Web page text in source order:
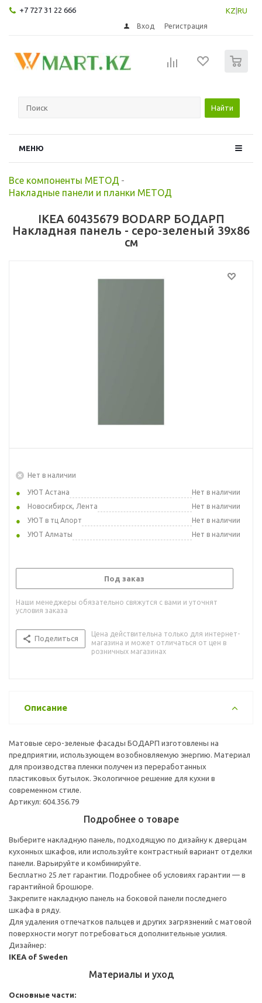
+7 727 31 22 666 KZ RU
Вход Регистрация
Найти
МЕНЮ
Все компоненты МЕТОД -
Накладные панели и планки МЕТОД
IKEA 60435679 BODARP БОДАРП
Накладная панель - серо-зеленый 39x86
см
Нет в наличии
УЮТ Астана
Нет в наличии
Новосибирск, Лента
Нет в наличии
УЮТ в тц Апорт
Нет в наличии
УЮТ Алматы
Нет в наличии
Под заказ
Наши менеджеры обязательно свяжутся с вами и уточнят
условия заказа
Поделиться
Цена действительна только для интернет-
магазина и может отличаться от цен в
розничных магазинах
Описание
Матовые серо-зеленые фасады БОДАРП изготовлены на
предприятии, использующем возобновляемую энергию. Материал
для производства пленки получен из переработанных
пластиковых бутылок. Экологичное решение для кухни в
современном стиле.
Артикул: 604.356.79
Подробнее о товаре
Выберите накладную панель, подходящую по дизайну к дверцам
кухонных шкафов, или используйте контрастный вариант отделки
панели. Варьируйте и комбинируйте.
Бесплатно 25 лет гарантии. Подробнее об условиях гарантии — в
гарантийной брошюре.
Закрепите накладную панель на боковой панели последнего
шкафа в ряду.
Для удаления отпечатков пальцев и других загрязнений с матовой
поверхности могут потребоваться дополнительные усилия.
Дизайнер:
IKEA of Sweden
Материалы и уход
Основные части: